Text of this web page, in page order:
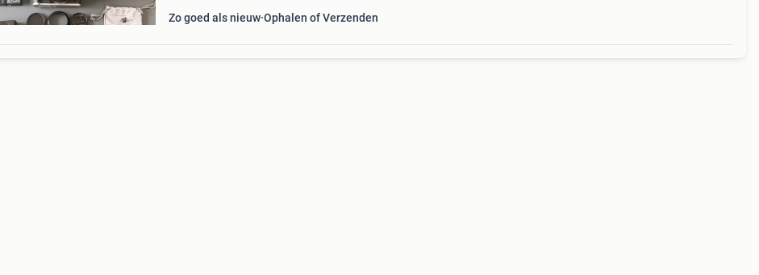
Zo goed als nieuw Ophalen of Verzenden